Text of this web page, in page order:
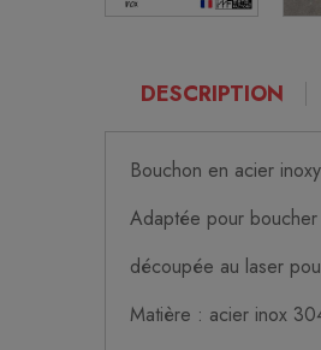
DESCRIPTION
Bouchon en acier
Adaptée pour
découpée au laser
Matière : acier inox